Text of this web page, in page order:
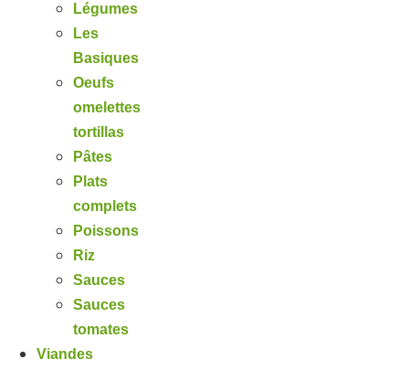
Légumes
Les
Basiques
Oeufs
omelettes
tortillas
Pâtes
Plats
complets
Poissons
Riz
Sauces
Sauces
tomates
Viandes